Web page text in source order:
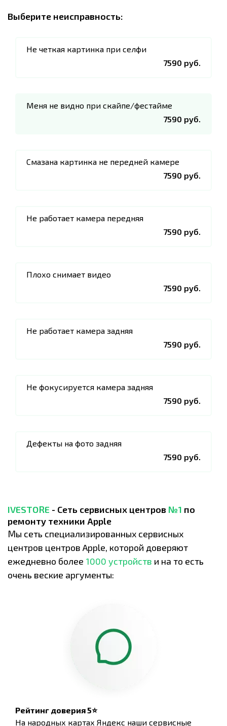
Выберите неисправность:
Не четкая картинка при селфи
7590 руб.
Меня не видно при скайпе/фестайме
7590 руб.
Смазана картинка не передней камере
7590 руб.
Не работает камера передняя
7590 руб.
Плохо снимает видео
7590 руб.
Не работает камера задняя
7590 руб.
Не фокусируется камера задняя
7590 руб.
Дефекты на фото задняя
7590 руб.
IVESTORE - Сеть сервисных центров №1 по
ремонту техники Apple
Мы сеть специализированных сервисных
центров центров Apple, которой доверяют
ежедневно более 1000 устройств и на то есть
очень веские аргументы:
Рейтинг доверия 5⭐
На народных картах Яндекс наши сервисные